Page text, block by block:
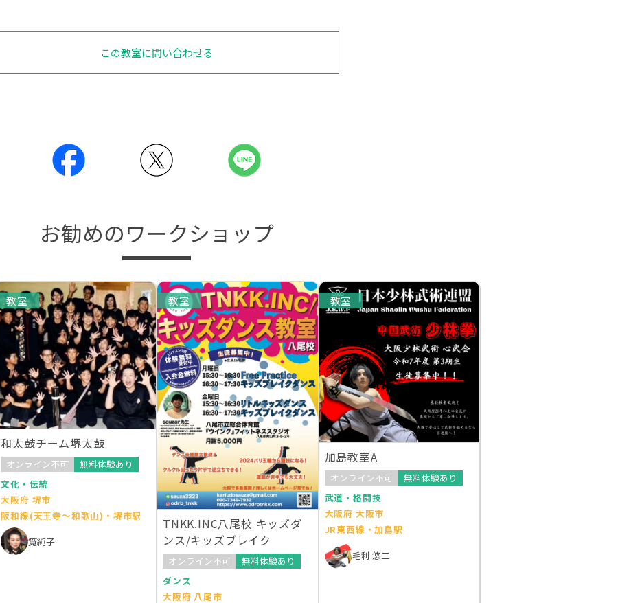
この教室に問い合わせる
お勧めのワークショップ
教室
和太鼓チーム堺太鼓
オンライン不可
無料体験あり
文化・伝統
大阪府 堺市
阪和線(天王寺～和歌山)・堺市駅
筧純子
教室
TNKK.INC八尾校 キッズダ
ンス/キッズブレイク
オンライン不可
無料体験あり
ダンス
大阪府 八尾市
教室
加島教室A
オンライン不可
無料体験あり
武道・格闘技
大阪府 大阪市
JR東西線・加島駅
毛利 悠二